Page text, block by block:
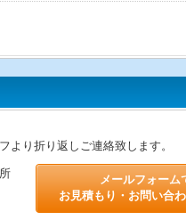
より折り返しご連絡致します。
メールフォーム
お見積もり・お問い合